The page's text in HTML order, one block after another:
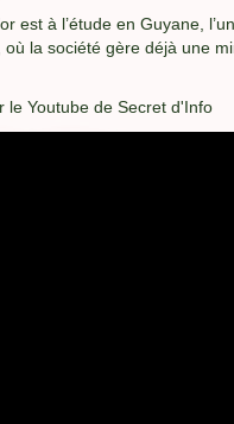
est à l’étude en Guyane,
la société gère déjà une
le Youtube de Secret d'Info